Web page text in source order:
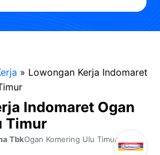
» Lowongan Kerja Indomaret
Indomaret Ogan
Timur
TbkOgan Komering Ulu Timur